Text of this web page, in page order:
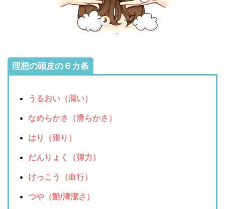
理想の頭皮の６カ条
うるおい（潤い）
なめらかさ（滑らかさ）
はり（張り）
だんりょく（弾力）
けっこう（血行）
つや（艶/清潔さ）